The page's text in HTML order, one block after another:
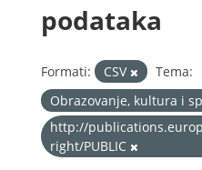
podataka
Formati: CSV
Tema:
Obrazovanje, kultura i
http://
right/PUBLIC